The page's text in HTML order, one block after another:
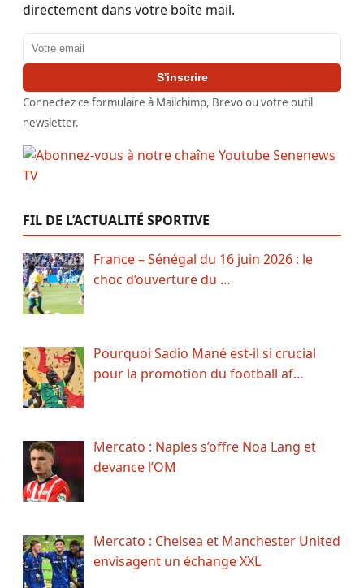
directement dans votre boîte mail.
Adresse email
S'inscrire
Connectez ce formulaire à Mailchimp, Brevo ou votre outil
newsletter.
FIL DE L’ACTUALITÉ SPORTIVE
France – Sénégal du 16 juin 2026 : le
choc d’ouverture du …
Pourquoi Sadio Mané est-il si crucial
pour la promotion du football af…
Mercato : Naples s’offre Noa Lang et
devance l’OM
Mercato : Chelsea et Manchester United
envisagent un échange XXL